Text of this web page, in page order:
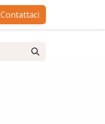
Contattaci